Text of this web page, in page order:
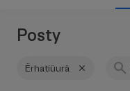
Posty
Ërhatiüurä